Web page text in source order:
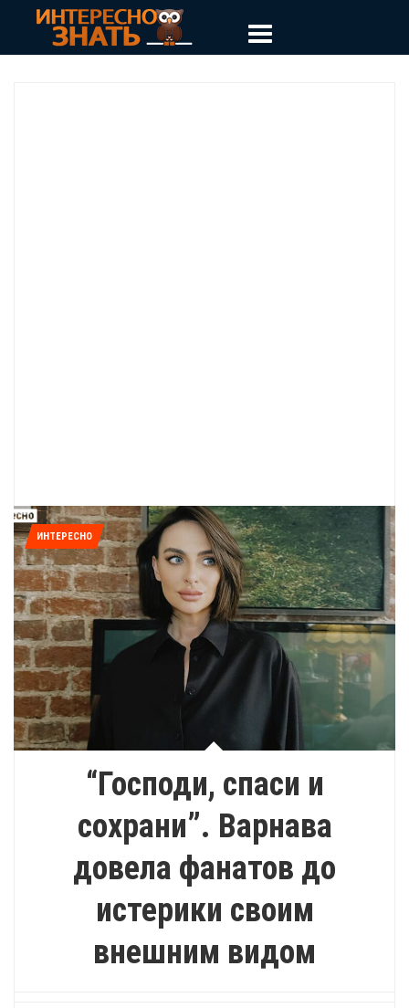
ИНТЕРЕСНО
“Господи, спаси и
сохрани”. Варнава
довела фанатов до
истерики своим
внешним видом